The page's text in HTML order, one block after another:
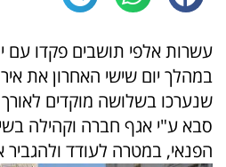
עשרות אלפי תושבים פקדו עם
במהלך יום שישי האחרון את
שנערכו בשלושה מוקדים
סבא ע"י אגף חברה וקהילה
הפנאי, במטרה לעודד